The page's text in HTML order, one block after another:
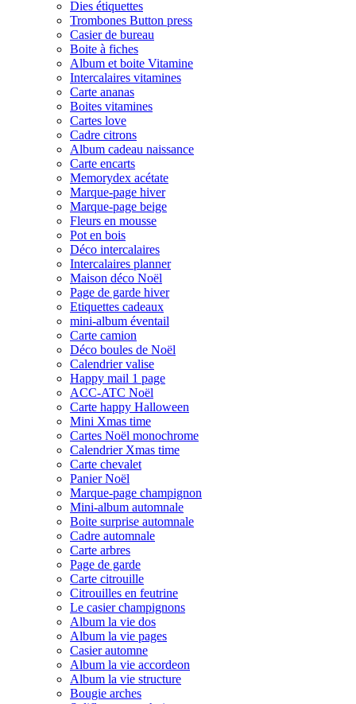
Dies étiquettes
Trombones Button press
Casier de bureau
Boite à fiches
Album et boite Vitamine
Intercalaires vitamines
Carte ananas
Boites vitamines
Cartes love
Cadre citrons
Album cadeau naissance
Carte encarts
Memorydex acétate
Marque-page hiver
Marque-page beige
Fleurs en mousse
Pot en bois
Déco intercalaires
Intercalaires planner
Maison déco Noël
Page de garde hiver
Etiquettes cadeaux
mini-album éventail
Carte camion
Déco boules de Noël
Calendrier valise
Happy mail 1 page
ACC-ATC Noël
Carte happy Halloween
Mini Xmas time
Cartes Noël monochrome
Calendrier Xmas time
Carte chevalet
Panier Noël
Marque-page champignon
Mini-album automnale
Boite surprise automnale
Cadre automnale
Carte arbres
Page de garde
Carte citrouille
Citrouilles en feutrine
Le casier champignons
Album la vie dos
Album la vie pages
Casier automne
Album la vie accordeon
Album la vie structure
Bougie arches